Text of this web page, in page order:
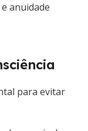
anuidade
para evitar